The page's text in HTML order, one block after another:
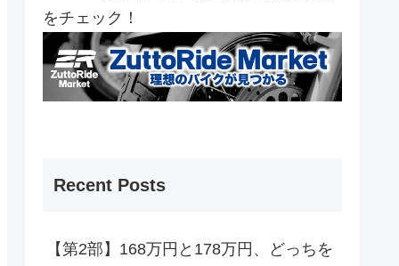
をチェック！
Recent Posts
【第2部】168万円と178万円、どっちを